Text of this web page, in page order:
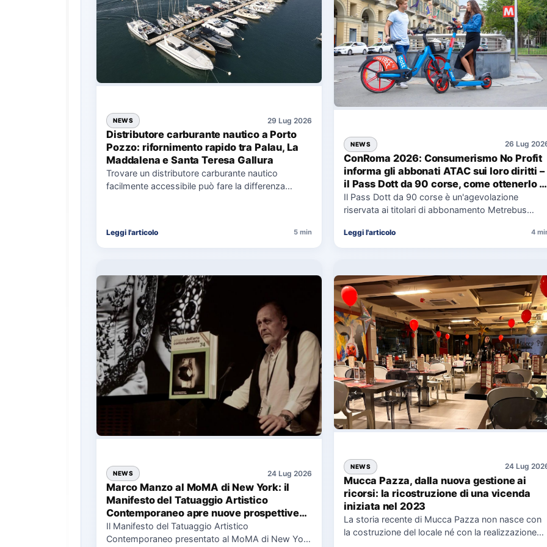
NEWS 29 Lug 2026
Distributore carburante nautico a Porto
Pozzo: rifornimento rapido tra Palau, La
Maddalena e Santa Teresa Gallura
Trovare un distributore carburante nautico
facilmente accessibile può fare la differenza
Leggi l'articolo 5 min
NEWS 26 Lug
ConRoma 2026: Consumerismo No Profit
informa gli abbonati ATAC sui loro diritti –
il Pass Dott da 90 corse, come ottenerlo e
cosa spetta in caso di disservizi
Il Pass Dott da 90 corse è un'agevolazione
riservata ai titolari di abbonamento Metrebus
Leggi l'articolo 4
NEWS 24 Lug 2026
Marco Manzo al MoMA di New York: il
Manifesto del Tatuaggio Artistico
Contemporaneo apre nuove prospettive
per il collezionismo
Il Manifesto del Tatuaggio Artistico
Contemporaneo presentato al MoMA di New York
NEWS 24 Lug
Mucca Pazza, dalla nuova gestione ai
ricorsi: la ricostruzione di una vicenda
iniziata nel 2023
La storia recente di Mucca Pazza non nasce con
la costruzione del locale né con la realizzazione